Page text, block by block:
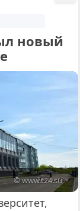
новый
© www.t24.su